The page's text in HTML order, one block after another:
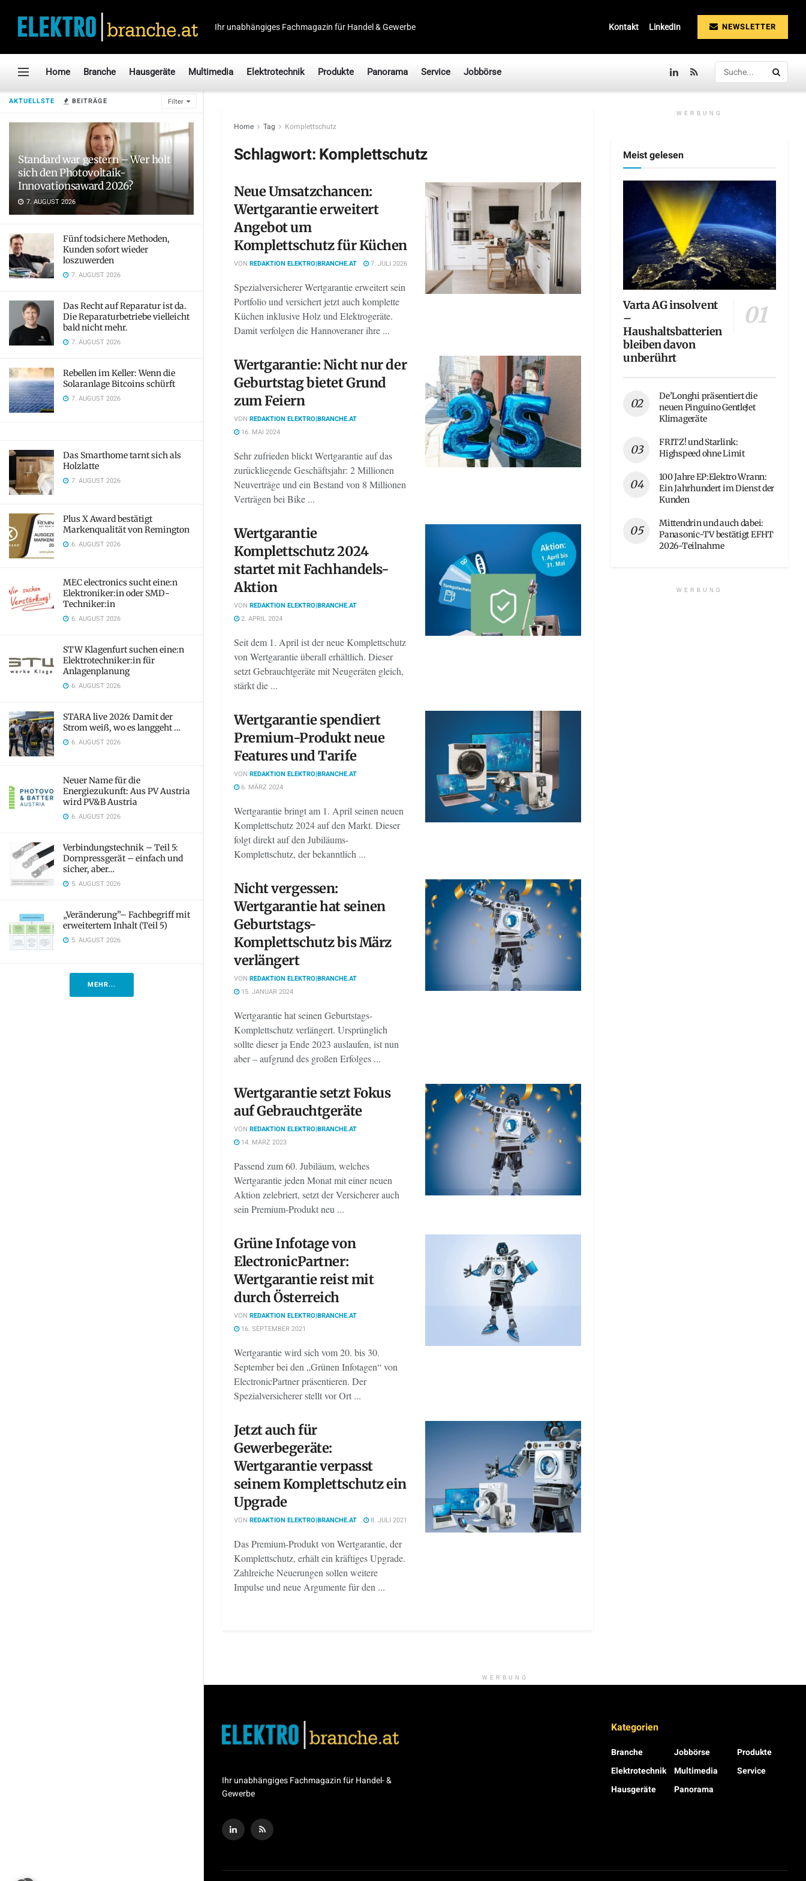
AKTUELLSTE BEITRÄGE Filter
Standard war gestern – Wer holt
sich den Photovoltaik-
Innovationsaward 2026?
7. AUGUST 2026
Fünf todsichere Methoden,
Kunden sofort wieder
loszuwerden
7. AUGUST 2026
Das Recht auf Reparatur ist da.
Die Reparaturbetriebe vielleicht
bald nicht mehr.
7. AUGUST 2026
Rebellen im Keller: Wenn die
Solaranlage Bitcoins schürft
7. AUGUST 2026
Das Smarthome tarnt sich als
Holzlatte
7. AUGUST 2026
Plus X Award bestätigt
Markenqualität von Remington
6. AUGUST 2026
MEC electronics sucht eine:n
Elektroniker:in oder SMD-
Techniker:in
6. AUGUST 2026
STW Klagenfurt suchen eine:n
Elektrotechniker:in für
Anlagenplanung
6. AUGUST 2026
STARA live 2026: Damit der
Strom weiß, wo es langgeht …
6. AUGUST 2026
Neuer Name für die
Energiezukunft: Aus PV Austria
wird PV&B Austria
6. AUGUST 2026
Verbindungstechnik – Teil 5:
Dornpressgerät – einfach und
sicher, aber…
5. AUGUST 2026
„Veränderung”– Fachbegriff mit
erweitertem Inhalt (Teil 5)
5. AUGUST 2026
MEHR...
Ihr unabhängiges Fachmagazin für Handel & Gewerbe Kontakt LinkedIn NEWSLETTER
Home Branche Hausgeräte Multimedia Elektrotechnik Produkte Panorama Service Jobbörse
Home Tag Komplettschutz
Schlagwort:Komplettschutz
Neue Umsatzchancen:
Wertgarantie erweitert
Angebot um
Komplettschutz für Küchen
VON REDAKTION ELEKTRO|BRANCHE.AT 7. JULI 2026
Spezialversicherer Wertgarantie erweitert sein
Portfolio und versichert jetzt auch komplette
Küchen inklusive Holz und Elektrogeräte.
Damit verfolgen die Hannoveraner ihre ...
Wertgarantie: Nicht nur der
Geburtstag bietet Grund
zum Feiern
VON REDAKTION ELEKTRO|BRANCHE.AT
16. MAI 2024
Sehr zufrieden blickt Wertgarantie auf das
zurückliegende Geschäftsjahr: 2 Millionen
Neuverträge und ein Bestand von 8 Millionen
Verträgen bei Bike ...
Wertgarantie
Komplettschutz 2024
startet mit Fachhandels-
Aktion
VON REDAKTION ELEKTRO|BRANCHE.AT
2. APRIL 2024
Seit dem 1. April ist der neue Komplettschutz
von Wertgarantie überall erhältlich. Dieser
setzt Gebrauchtgeräte mit Neugeräten gleich,
stärkt die ...
Wertgarantie spendiert
Premium-Produkt neue
Features und Tarife
VON REDAKTION ELEKTRO|BRANCHE.AT
6. MÄRZ 2024
Wertgarantie bringt am 1. April seinen neuen
Komplettschutz 2024 auf den Markt. Dieser
folgt direkt auf den Jubiläums-
Komplettschutz, der bekanntlich ...
Nicht vergessen:
Wertgarantie hat seinen
Geburtstags-
Komplettschutz bis März
verlängert
VON REDAKTION ELEKTRO|BRANCHE.AT
15. JANUAR 2024
Wertgarantie hat seinen Geburtstags-
Komplettschutz verlängert. Ursprünglich
sollte dieser ja Ende 2023 auslaufen, ist nun
aber – aufgrund des großen Erfolges ...
Wertgarantie setzt Fokus
auf Gebrauchtgeräte
VON REDAKTION ELEKTRO|BRANCHE.AT
14. MÄRZ 2023
Passend zum 60. Jubiläum, welches
Wertgarantie jeden Monat mit einer neuen
Aktion zelebriert, setzt der Versicherer auch
sein Premium-Produkt neu ...
Grüne Infotage von
ElectronicPartner:
Wertgarantie reist mit
durch Österreich
VON REDAKTION ELEKTRO|BRANCHE.AT
16. SEPTEMBER 2021
Wertgarantie wird sich vom 20. bis 30.
September bei den „Grünen Infotagen“ von
ElectronicPartner präsentieren. Der
Spezialversicherer stellt vor Ort ...
Jetzt auch für
Gewerbegeräte:
Wertgarantie verpasst
seinem Komplettschutz ein
Upgrade
VON REDAKTION ELEKTRO|BRANCHE.AT 8. JULI 2021
Das Premium-Produkt von Wertgarantie, der
Komplettschutz, erhält ein kräftiges Upgrade.
Zahlreiche Neuerungen sollen weitere
Impulse und neue Argumente für den ...
WERBUNG
Meist gelesen
Varta AG insolvent
–
Haushaltsbatterien
bleiben davon
unberührt
De’Longhi präsentiert die
neuen Pinguino GentleJet
Klimageräte
FRITZ! und Starlink:
Highspeed ohne Limit
100 Jahre EP:Elektro Wrann:
Ein Jahrhundert im Dienst der
Kunden
Mittendrin und auch dabei:
Panasonic-TV bestätigt EFHT
2026-Teilnahme
WERBUNG
WERBUNG
Ihr unabhängiges Fachmagazin für Handel- &
Gewerbe
Kategorien
Branche
Elektrotechnik
Hausgeräte
Jobbörse
Multimedia
Panorama
Produkte
Service